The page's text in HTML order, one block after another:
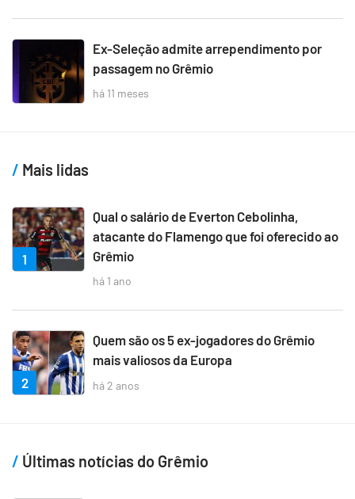
Ex-Seleção admite arrependimento por
passagem no Grêmio
há 11 meses
Mais lidas
1
Qual o salário de Everton Cebolinha,
atacante do Flamengo que foi oferecido ao
Grêmio
há 1 ano
2
Quem são os 5 ex-jogadores do Grêmio
mais valiosos da Europa
há 2 anos
Últimas notícias do Grêmio